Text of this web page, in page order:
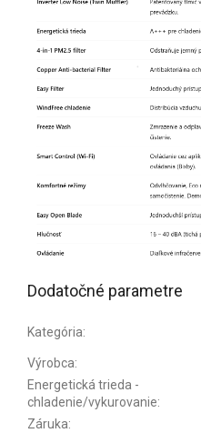
Dodatočné parametre
Kategória:
Výrobca:
Energetická trieda -
chladenie/vykurovanie:
Záruka: